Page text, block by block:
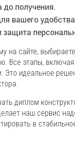
до получения.
вашего
защита
на сайте,
Все этапы,
идеальное
диплом
наш сервис
в